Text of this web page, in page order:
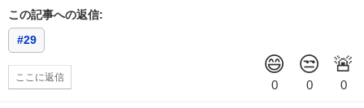
この記事への返信:
#29
ここに返信